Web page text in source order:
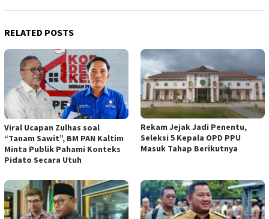
RELATED POSTS
Viral Ucapan Zulhas soal
“Tanam Sawit”, BM PAN Kaltim
Minta Publik Pahami Konteks
Pidato Secara Utuh
Rekam Jejak Jadi Penentu,
Seleksi 5 Kepala OPD PPU
Masuk Tahap Berikutnya